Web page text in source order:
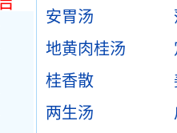
安胃汤
地黄肉桂汤
桂香散
两生汤